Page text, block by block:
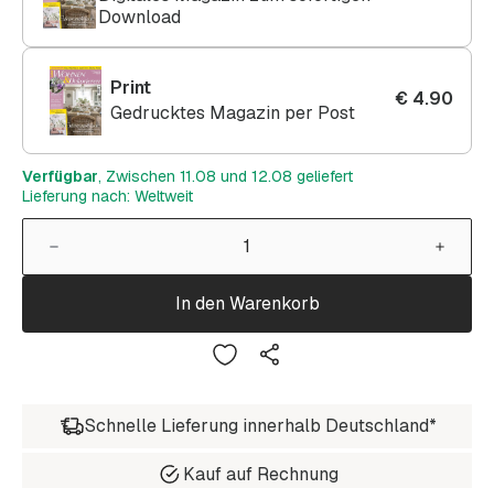
Download
Print
Gedrucktes Magazin per Post
€ 4.90
Verfügbar, Zwischen 11.08 und 12.08 geliefert
Lieferung nach: Weltweit
In den Warenkorb
Schnelle Lieferung innerhalb Deutschland*
Kauf auf Rechnung